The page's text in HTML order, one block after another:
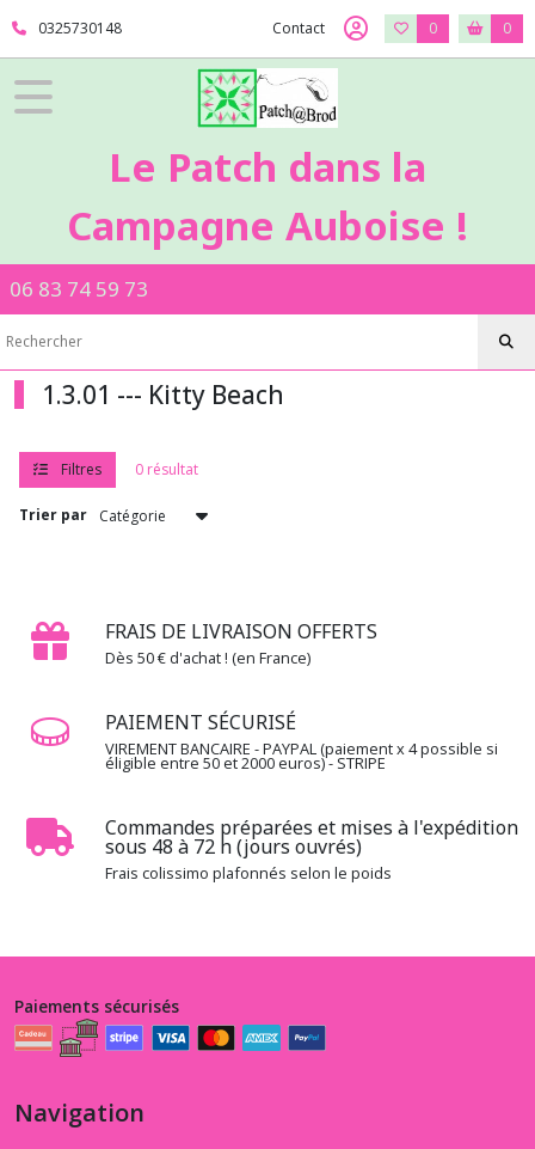
0325730148 Contact 0 0
Le Patch dans la
Campagne Auboise !
06 83 74 59 73
1.3.01 --- Kitty Beach
Filtres 0 résultat
Trier par
FRAIS DE LIVRAISON OFFERTS
Dès 50 € d'achat ! (en France)
PAIEMENT SÉCURISÉ
VIREMENT BANCAIRE - PAYPAL (paiement x 4 possible si
éligible entre 50 et 2000 euros) - STRIPE
Commandes préparées et mises à l'expédition
sous 48 à 72 h (jours ouvrés)
Frais colissimo plafonnés selon le poids
Fermer
FILTRES
Afficher
les
résultats
Paiements sécurisés
Navigation